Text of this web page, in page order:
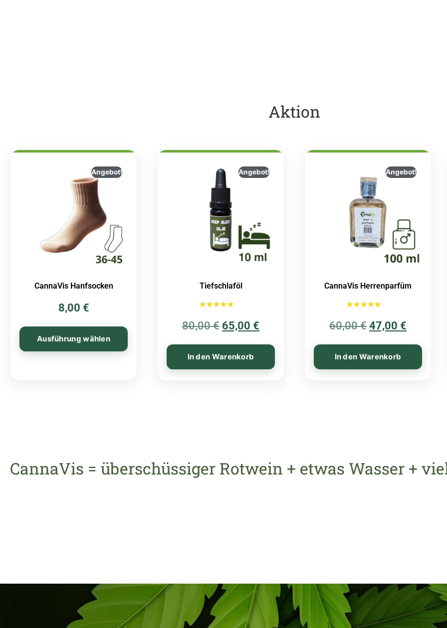
Aktion
Angebot!
CannaVis Hanfsocken
8,00 €
Ausführung wählen
Angebot!
Tiefschlaföl
5.00
von 5
80,00€ 65,00 €
In den Warenkorb
Angebot!
CannaVis Herrenparfüm
5.00
von 5
60,00€ 47,00 €
In den Warenkorb
CannaVis = überschüssiger Rotwein + etwas Wasser +